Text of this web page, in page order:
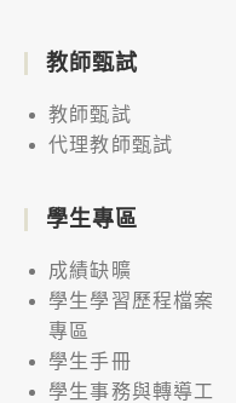
教師甄試
教師甄試
代理教師甄試
學生專區
成績缺曠
學生學習歷程檔案
專區
學生手冊
學生事務與轉導工